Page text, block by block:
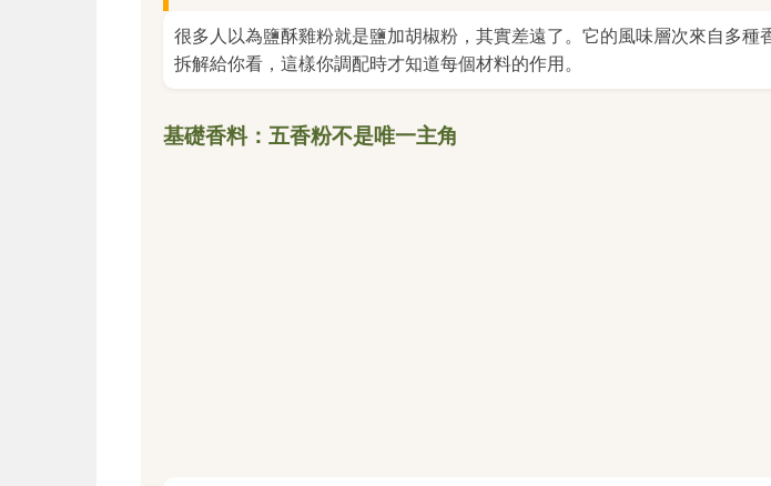
很多人以為鹽酥雞粉就是鹽加胡椒粉，其實差遠了。它的風味層次來自多種
拆解給你看，這樣你調配時才知道每個材料的作用。
基礎香料：五香粉不是唯一主角